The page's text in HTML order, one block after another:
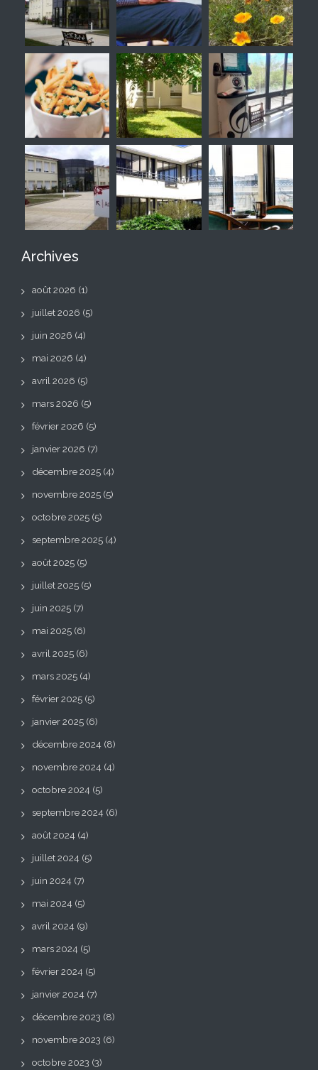
Archives
août 2026 (1)
juillet 2026 (5)
juin 2026 (4)
mai 2026 (4)
avril 2026 (5)
mars 2026 (5)
février 2026 (5)
janvier 2026 (7)
décembre 2025 (4)
novembre 2025 (5)
octobre 2025 (5)
septembre 2025 (4)
août 2025 (5)
juillet 2025 (5)
juin 2025 (7)
mai 2025 (6)
avril 2025 (6)
mars 2025 (4)
février 2025 (5)
janvier 2025 (6)
décembre 2024 (8)
novembre 2024 (4)
octobre 2024 (5)
septembre 2024 (6)
août 2024 (4)
juillet 2024 (5)
juin 2024 (7)
mai 2024 (5)
avril 2024 (9)
mars 2024 (5)
février 2024 (5)
janvier 2024 (7)
décembre 2023 (8)
novembre 2023 (6)
octobre 2023 (3)